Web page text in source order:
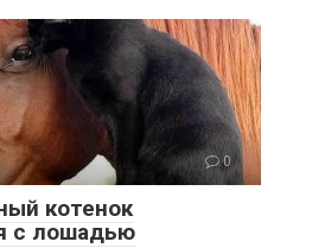
0
котенок
с лошадью